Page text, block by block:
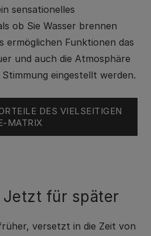
sensationelles
ob Sie Wasser brennen
ermöglichen Funktionen das
und auch die Atmosphäre
eingestellt werden.
DES VIELSEITIGEN
MATRIX
Jetzt für später
versetzt in die Zeit von